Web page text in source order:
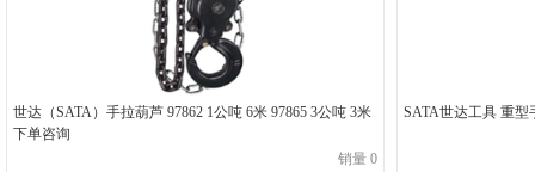
世达（SATA）手拉葫芦 97862 1公吨 6米 97865 3公吨 3米
下单咨询
销量 0
SATA世达工具 重型